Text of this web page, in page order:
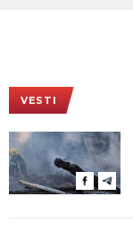
VESTI